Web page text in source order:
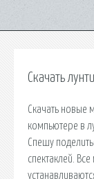
Скачать
Скачать новые
компьютере в
Спешу
спектаклей.